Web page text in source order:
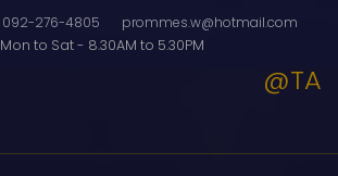
092-276-4805
prommes.w@hotmail.com
Mon to Sat - 8.30AM to 5.30PM
@TA